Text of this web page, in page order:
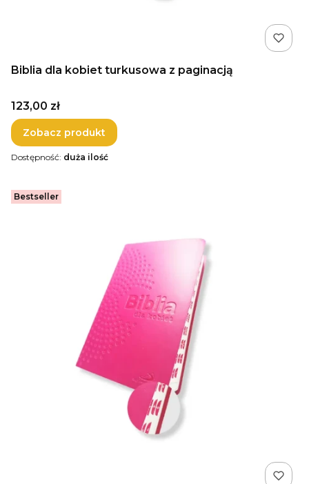
Biblia dla kobiet turkusowa z paginacją
Cena
123,00 zł
Zobacz produkt
Dostępność: duża ilość
Bestseller